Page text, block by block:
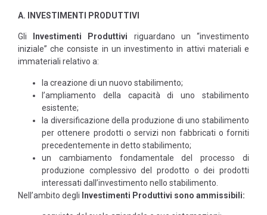
A. INVESTIMENTI PRODUTTIVI
Gli Investimenti Produttivi riguardano un “investimento
iniziale” che consiste in un investimento in attivi materiali e
immateriali relativo a:
la creazione di un nuovo stabilimento;
l’ampliamento della capacità di uno stabilimento
esistente;
la diversificazione della produzione di uno stabilimento
per ottenere prodotti o servizi non fabbricati o forniti
precedentemente in detto stabilimento;
un cambiamento fondamentale del processo di
produzione complessivo del prodotto o dei prodotti
interessati dall’investimento nello stabilimento.
Nell’ambito degli Investimenti Produttivi sono ammissibili: